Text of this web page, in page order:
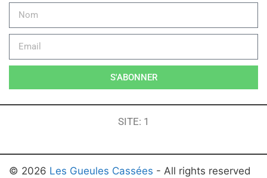
S'ABONNER
SITE: 1
© 2026 Les Gueules Cassées - All rights reserved